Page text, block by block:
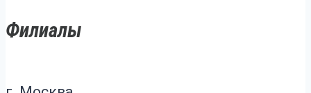
Филиалы